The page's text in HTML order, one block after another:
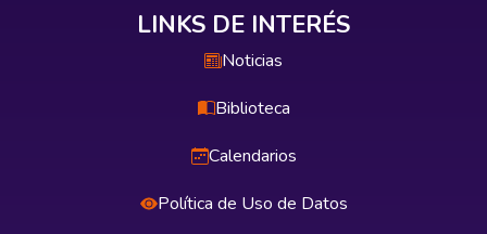
LINKS DE INTERÉS
Noticias
Biblioteca
Calendarios
Política de Uso de Datos